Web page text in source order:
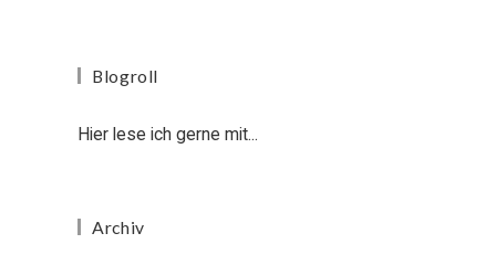
Blogroll
Hier lese ich gerne mit...
Archiv